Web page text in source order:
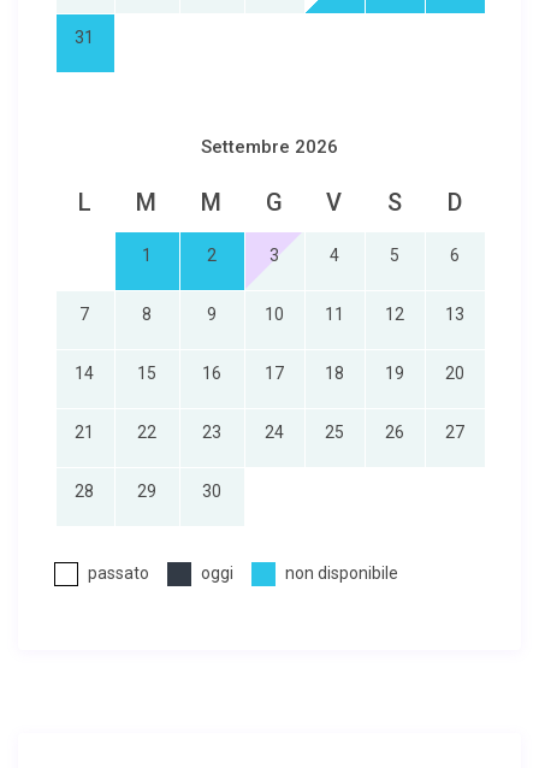
31
Settembre 2026
L M M G V S D
1 2 3 4 5 6
7 8 9 10 11 12 13
14 15 16 17 18 19 20
21 22 23 24 25 26 27
28 29 30
passato oggi non disponibile